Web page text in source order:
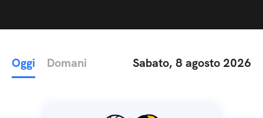
Oggi Domani Sabato, 8 agosto 2026